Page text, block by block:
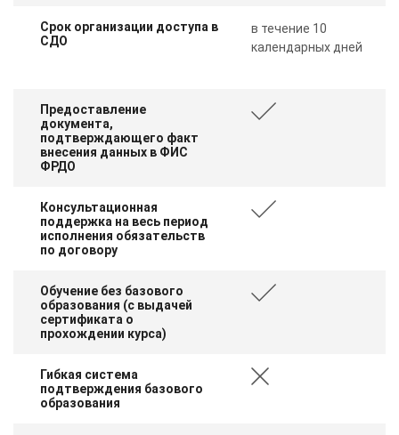
Срок организации доступа в
СДО
в течение 10
календарных дней
Предоставление
документа,
подтверждающего факт
внесения данных в ФИС
ФРДО
Консультационная
поддержка на весь период
исполнения обязательств
по договору
Обучение без базового
образования (с выдачей
сертификата о
прохождении курса)
Гибкая система
подтверждения базового
образования